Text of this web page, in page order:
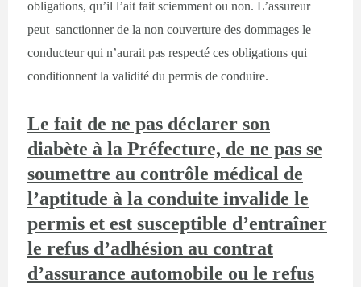
obligations, qu’il l’ait fait sciemment ou non. L’assureur
peut sanctionner de la non couverture des dommages le
conducteur qui n’aurait pas respecté ces obligations qui
conditionnent la validité du permis de conduire.
Le fait de ne pas déclarer son
diabète à la Préfecture, de ne pas se
soumettre au contrôle médical de
l’aptitude à la conduite invalide le
permis et est susceptible d’entraîner
le refus d’adhésion au contrat
d’assurance automobile ou le refus